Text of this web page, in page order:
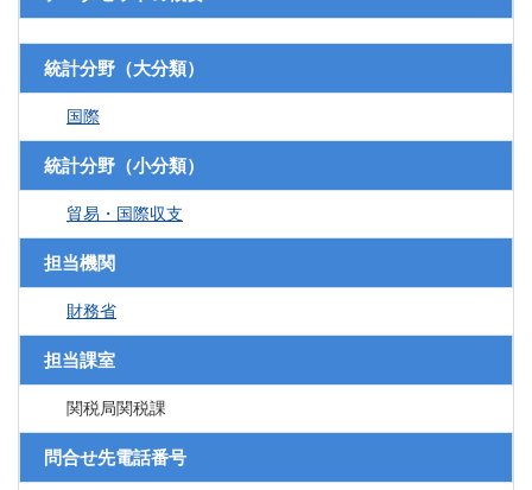
統計分野（大分類）
国際
統計分野（小分類）
貿易・国際収支
担当機関
財務省
担当課室
関税局関税課
問合せ先電話番号